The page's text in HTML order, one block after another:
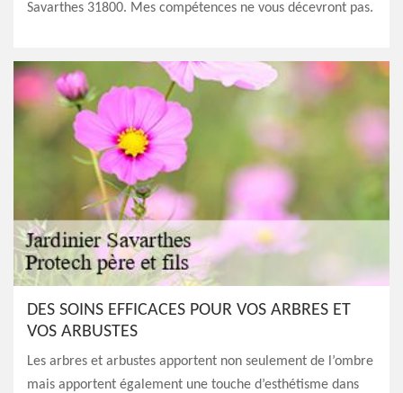
Savarthes 31800. Mes compétences ne vous décevront pas.
DES SOINS EFFICACES POUR VOS ARBRES ET
VOS ARBUSTES
Les arbres et arbustes apportent non seulement de l’ombre
mais apportent également une touche d’esthétisme dans